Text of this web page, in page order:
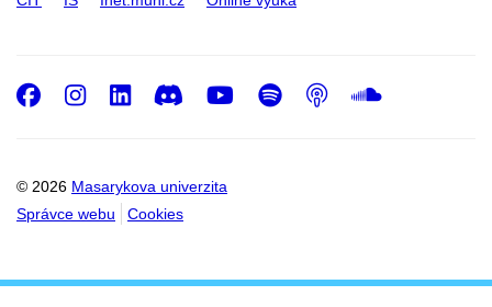
© 2026 Masarykova univerzita
Správce webu
Cookies
Facebook
Instagram
LinkedIn
DiscordYoutube
Spotify
Podcast